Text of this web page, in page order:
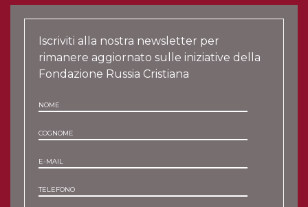
Iscriviti alla nostra newsletter per
rimanere aggiornato sulle iniziative della
Fondazione Russia Cristiana
NOME
COGNOME
E-MAIL
TELEFONO